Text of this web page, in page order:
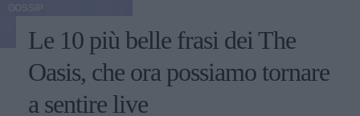
Le 10 più belle frasi dei The
Oasis, che ora possiamo tornare
a sentire live